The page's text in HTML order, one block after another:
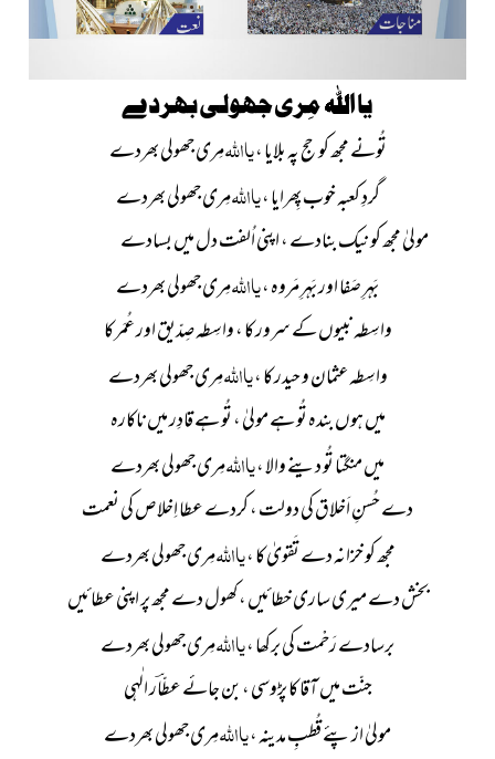
یا اللہ مِری جھولی بھردے
تُونے مجھ کو حج پہ بلایا ،یااللہمِری جھولی بھردے
گردِ کعبہ خوب پِھرایا ،یااللہمِری جھولی بھردے
مولیٰ مجھ کو نیک بنادے ، اپنی اُلفت دل میں بسادے
بَہرِ صَفا اور بَہرِ مَروہ ،یااللہمِری جھولی بھردے
واسِطہ نبیوں کے سرور کا ، واسِطہ صِدّیق اور عُمَر کا
واسِطہ عثمان و حیدر کا ،یااللہمِری جھولی بھردے
میں ہوں بندہ تُو ہے مولیٰ ، تُو ہے قادِر میں ناکارہ
میں منگتا تُو دینے والا ،یااللہمِری جھولی بھردے
دے حُسنِ اَخلاق کی دولت ، کردے عطا اِخلاص کی نعمت
مجھ کو خزانہ دے تَقویٰ کا ،یااللہمِری جھولی بھردے
بخش دے میری ساری خطائیں ، کھول دے مجھ پر اپنی عطائیں
برسادے رَحْمت کی برکھا ،یااللہمِری جھولی بھردے
جنّت میں آقا کا پڑوسی ، بن جائے عطّاؔر الٰہی
مولیٰ از پئے قُطبِ مدینہ ،یااللہمِری جھولی بھردے